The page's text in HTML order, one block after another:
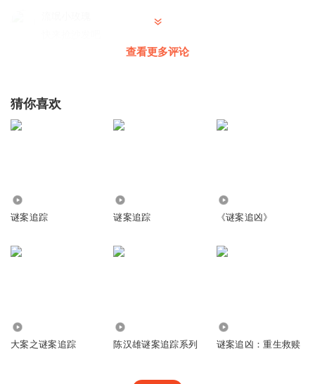
查看更多评论
猜你喜欢
谜案追踪 谜案追踪 《谜案追凶》
大案之谜案追踪 陈汉雄谜案追踪系列 谜案追凶：重生救赎